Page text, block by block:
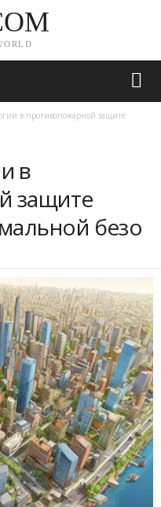
в противопожарной защите
в
защите
безо